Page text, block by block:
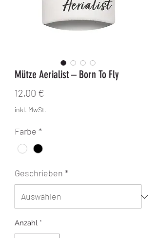
Mütze Aerialist – Born To Fly
12,00 €
inkl. MwSt.
Farbe *
Geschrieben *
Anzahl *